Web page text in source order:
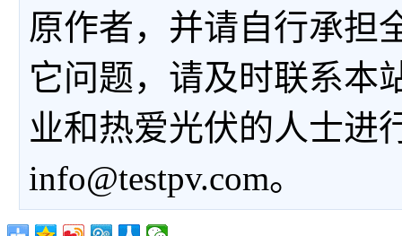
原作者，并请自行承担
它问题，请及时联系本
业和热爱光伏的人士进
info@testpv.com。